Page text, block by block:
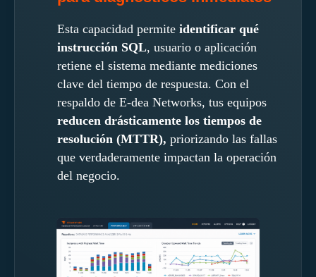
Esta capacidad permite identificar qué
instrucción SQL, usuario o aplicación
retiene el sistema mediante mediciones
clave del tiempo de respuesta. Con el
respaldo de E-dea Networks, tus equipos
reducen drásticamente los tiempos de
resolución (MTTR), priorizando las fallas
que verdaderamente impactan la operación
del negocio.